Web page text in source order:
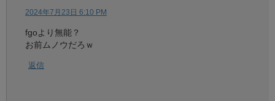
2024年7月23日 6:10 PM
fgoより無能？
お前ムノウだろｗ
返信